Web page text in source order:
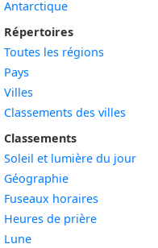
Antarctique
Répertoires
Toutes les régions
Pays
Villes
Classements des villes
Classements
Soleil et lumière du jour
Géographie
Fuseaux horaires
Heures de prière
Lune